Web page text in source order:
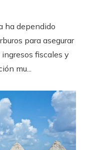
ha dependido
para asegurar
fiscales y
mu...